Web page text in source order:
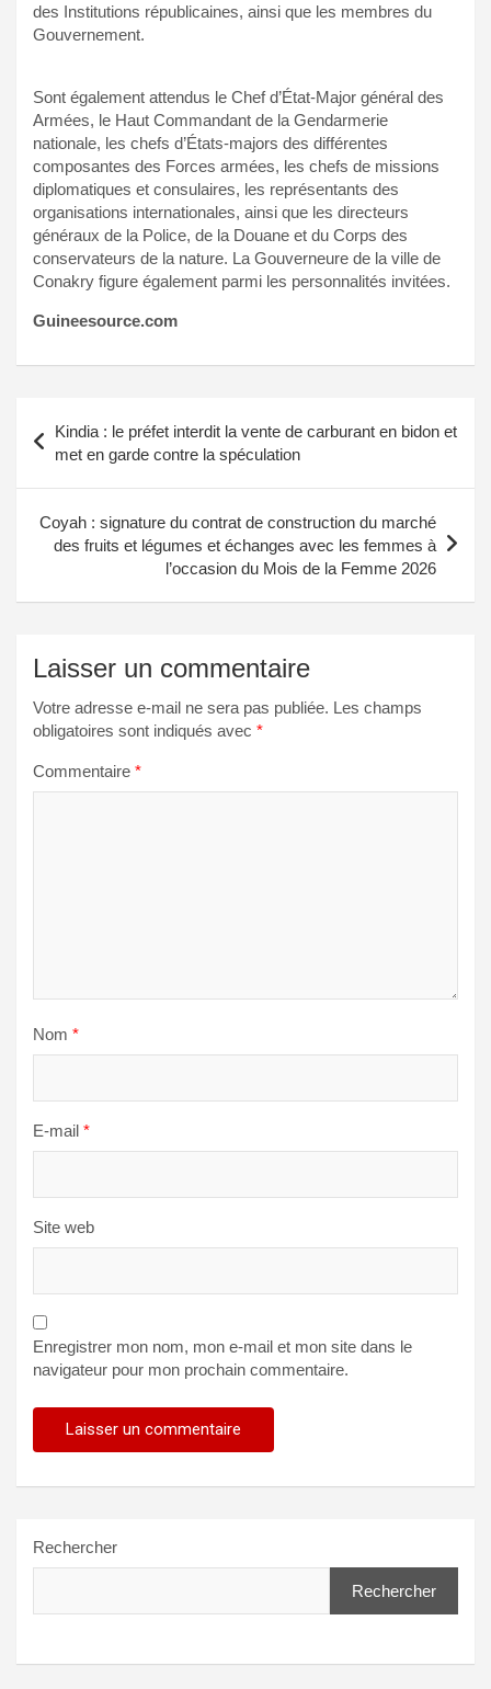
des Institutions républicaines, ainsi que les membres du
Gouvernement.
Sont également attendus le Chef d’État-Major général des
Armées, le Haut Commandant de la Gendarmerie
nationale, les chefs d’États-majors des différentes
composantes des Forces armées, les chefs de missions
diplomatiques et consulaires, les représentants des
organisations internationales, ainsi que les directeurs
généraux de la Police, de la Douane et du Corps des
conservateurs de la nature. La Gouverneure de la ville de
Conakry figure également parmi les personnalités invitées.
Guineesource.com
de
l’article
Kindia : le préfet interdit la vente de carburant en bidon et
met en garde contre la spéculation
Coyah : signature du contrat de construction du marché
des fruits et légumes et échanges avec les femmes à
l’occasion du Mois de la Femme 2026
Laisser un commentaire
Votre adresse e-mail ne sera pas publiée. Les champs
obligatoires sont indiqués avec *
Commentaire *
Nom *
E-mail *
Site web
Enregistrer mon nom, mon e-mail et mon site dans le
navigateur pour mon prochain commentaire.
Rechercher
Rechercher